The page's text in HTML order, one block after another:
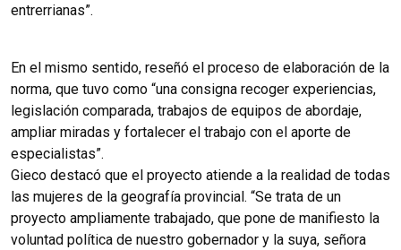
entrerrianas”.
En el mismo sentido, reseñó el proceso de elaboración de la
norma, que tuvo como “una consigna recoger experiencias,
legislación comparada, trabajos de equipos de abordaje,
ampliar miradas y fortalecer el trabajo con el aporte de
especialistas”.
Gieco destacó que el proyecto atiende a la realidad de todas
las mujeres de la geografía provincial. “Se trata de un
proyecto ampliamente trabajado, que pone de manifiesto la
voluntad política de nuestro gobernador y la suya, señora